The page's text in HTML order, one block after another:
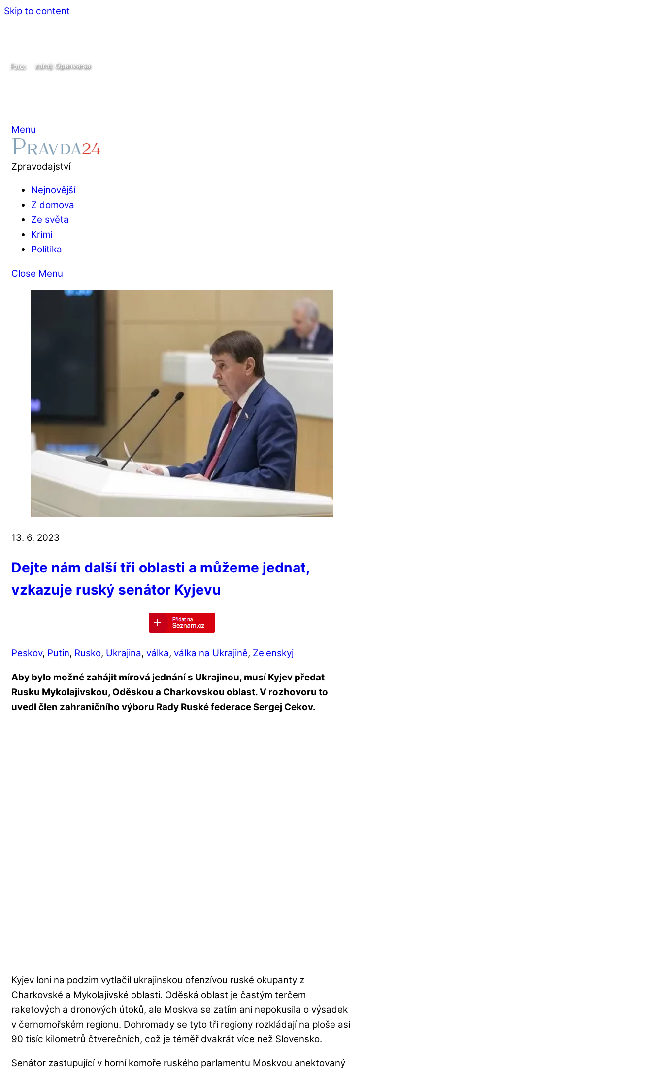
Skip to content
Menu
Zpravodajství
Nejnovější
Z domova
Ze světa
Krimi
Politika
Close Menu
13. 6. 2023
Dejte nám další tři oblasti a můžeme jednat,
vzkazuje ruský senátor Kyjevu
Peskov, Putin, Rusko, Ukrajina, válka, válka na Ukrajině, Zelenskyj
Aby bylo možné zahájit mírová jednání s Ukrajinou, musí Kyjev předat
Rusku Mykolajivskou, Oděskou a Charkovskou oblast. V rozhovoru to
uvedl člen zahraničního výboru Rady Ruské federace Sergej Cekov.
Kyjev loni na podzim vytlačil ukrajinskou ofenzívou ruské okupanty z
Charkovské a Mykolajivské oblasti. Oděská oblast je častým terčem
raketových a dronových útoků, ale Moskva se zatím ani nepokusila o výsadek
v černomořském regionu. Dohromady se tyto tři regiony rozkládají na ploše asi
90 tisíc kilometrů čtverečních, což je téměř dvakrát více než Slovensko.
Senátor zastupující v horní komoře ruského parlamentu Moskvou anektovaný
zdroj: Openverse
Foto: